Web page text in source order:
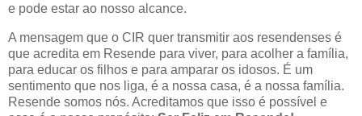
e pode estar ao nosso alcance.
A mensagem que o CIR quer transmitir aos resendenses é
que acredita em Resende para viver, para acolher a família,
para educar os filhos e para amparar os idosos. É um
sentimento que nos liga, é a nossa casa, é a nossa família.
Resende somos nós. Acreditamos que isso é possível e